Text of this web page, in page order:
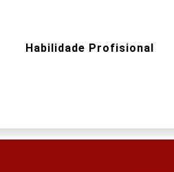
Habilidade Profisional